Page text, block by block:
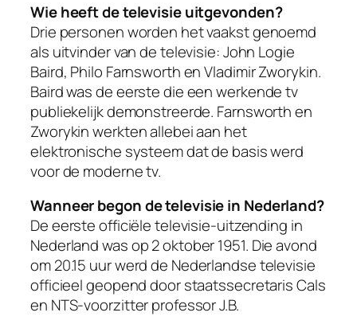
Wie heeft de televisie uitgevonden?
Drie personen worden het vaakst genoemd
als uitvinder van de televisie: John Logie
Baird, Philo Farnsworth en Vladimir Zworykin.
Baird was de eerste die een werkende tv
publiekelijk demonstreerde. Farnsworth en
Zworykin werkten allebei aan het
elektronische systeem dat de basis werd
voor de moderne tv.
Wanneer begon de televisie in Nederland?
De eerste officiële televisie-uitzending in
Nederland was op 2 oktober 1951. Die avond
om 20.15 uur werd de Nederlandse televisie
officieel geopend door staatssecretaris Cals
en NTS-voorzitter professor J.B.